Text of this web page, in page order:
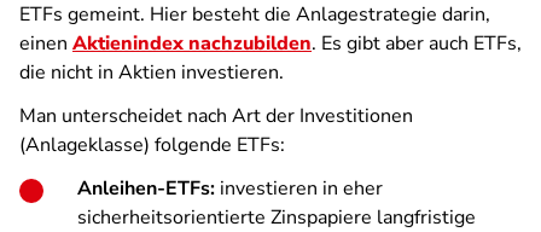
ETFs gemeint. Hier besteht die Anlagestrategie darin,
einen Aktienindex nachzubilden. Es gibt aber auch ETFs,
die nicht in Aktien investieren.
Man unterscheidet nach Art der Investitionen
(Anlageklasse) folgende ETFs:
Anleihen-ETFs: investieren in eher
sicherheitsorientierte Zinspapiere langfristige